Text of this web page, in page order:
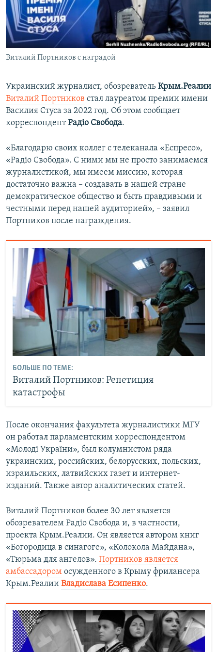
ПОБЕДИТЕЛЕЙ НЕ СУДЯТ?
КРЫМ.НЕПОКОРЕННЫЙ
ELIFBE
УКРАИНСКАЯ ПРОБЛЕМА КРЫМА
ПРИСОЕДИНЯЙТЕСЬ!
Виталий Портников с наградой
Украинский журналист, обозреватель Крым.Реалии
Виталий Портников стал лауреатом премии имени
Василия Стуса за 2022 год. Об этом сообщает
корреспондентРадіо Свобода.
«Благодарю своих коллег с телеканала «Еспресo»,
«Радіо Свобода». С ними мы не просто занимаемся
журналистикой, мы имеем миссию, которая
достаточно важна – создавать в нашей стране
демократическое общество и быть правдивыми и
честными перед нашей аудиторией», – заявил
Портников после награждения.
БОЛЬШЕ ПО ТЕМЕ:
Виталий Портников: Репетиция
катастрофы
После окончания факультета журналистики МГУ
он работал парламентским корреспондентом
«Молоді України», был колумнистом ряда
украинских, российских, белорусских, польских,
израильских, латвийских газет и интернет-
изданий. Также автор аналитических статей.
Виталий Портников более 30 лет является
обозревателем Радіо Свобода и, в частности,
проекта Крым.Реалии. Он является автором книг
«Богородица в синагоге», «Колокола Майдана»,
«Тюрьма для ангелов». Портников является
амбассадором осужденного в Крыму фрилансера
Крым.Реалии Владислава Есипенко.